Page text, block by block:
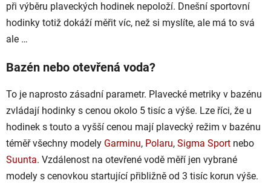
při výběru plaveckých hodinek nepoloží. Dnešní sportovní
hodinky totiž dokáží měřit víc, než si myslíte, ale má to svá
ale …
Bazén nebo otevřená voda?
To je naprosto zásadní parametr. Plavecké metriky v bazénu
zvládají hodinky s cenou okolo 5 tisíc a výše. Lze říci, že u
hodinek s touto a vyšší cenou mají plavecký režim v bazénu
téměř všechny modely Garminu, Polaru, Sigma Sport nebo
Suunta. Vzdálenost na otevřené vodě měří jen vybrané
modely s cenovkou startující přibližně od 3 tisíc korun výše.